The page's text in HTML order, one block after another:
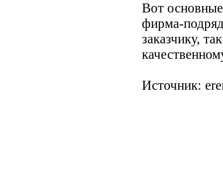
Вот
фирма-
заказчику,
Источник: